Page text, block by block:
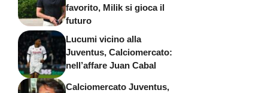
favorito, Milik si gioca il
futuro
Lucumi vicino alla
Juventus, Calciomercato:
nell’affare Juan Cabal
Calciomercato Juventus,